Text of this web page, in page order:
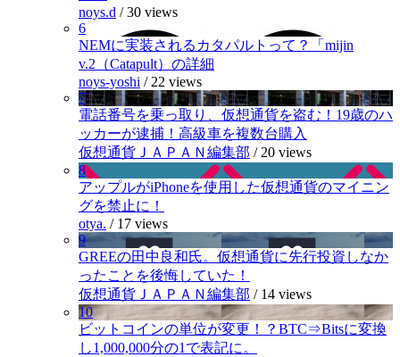
noys.d /30 views
6
NEMに実装されるカタパルトって？「mijin
v.2（Catapult）の詳細
noys-yoshi / 22 views
7
電話番号を乗っ取り、仮想通貨を盗む！19歳のハ
ッカーが逮捕！高級車を複数台購入
仮想通貨ＪＡＰＡＮ編集部 / 20 views
8
アップルがiPhoneを使用した仮想通貨のマイニン
グを禁止に！
otya. / 17 views
9
GREEの田中良和氏。仮想通貨に先行投資しなか
ったことを後悔していた！
仮想通貨ＪＡＰＡＮ編集部 / 14 views
10
ビットコインの単位が変更！？BTC⇒Bitsに変換
し1,000,000分の1で表記に。